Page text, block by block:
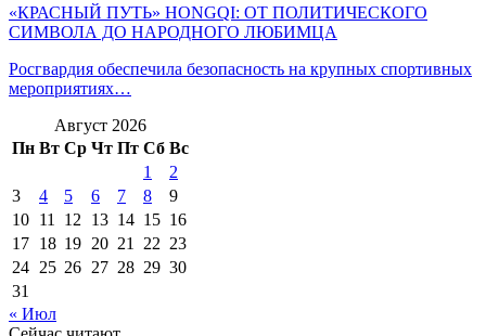
«КРАСНЫЙ ПУТЬ» HONGQI: ОТ ПОЛИТИЧЕСКОГО
СИМВОЛА ДО НАРОДНОГО ЛЮБИМЦА
Росгвардия обеспечила безопасность на крупных спортивных
мероприятиях…
Август 2026
Пн Вт Ср Чт Пт Сб Вс
1
2
3
4 5 6 7 8
9
10 11 12 13 14 15 16
17 18 19 20 21 22 23
24 25 26 27 28 29 30
31
« Июл